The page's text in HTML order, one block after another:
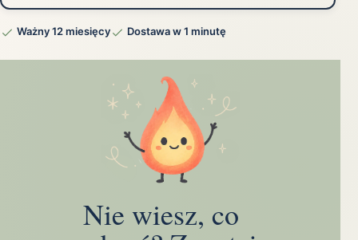
Ważny 12 miesięcy Dostawa w 1 minutę
Nie wiesz, co